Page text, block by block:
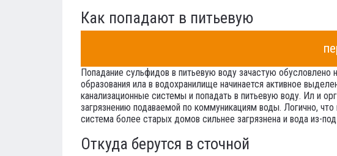
Как попадают в питьевую
Попадание сульфидов в питьевую воду зачастую
образования ила в водохранилище начинается активное
канализационные системы и попадать в питьевую воду. Ил и
загрязнению подаваемой по коммуникациям воды. Логично,
система более старых домов сильнее загрязнена и вода из-
Откуда берутся в сточной